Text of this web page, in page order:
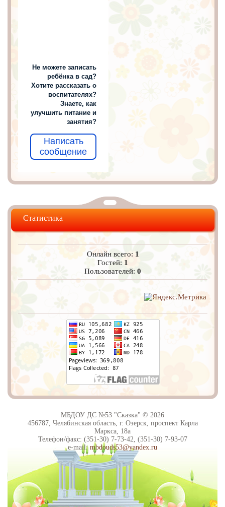
Не можете записать
ребёнка в сад?
Хотите рассказать о
воспитателях?
Знаете, как
улучшить питание и
занятия?
Написать
сообщение
Статистика
Онлайн всего: 1
Гостей: 1
Пользователей:0
МБДОУ ДС №53 "Сказка" © 2026
456787, Челябинская область, г. Озерск, проспект Карла
Маркса, 18а
Телефон/факс: (351-30) 7-73-42, (351-30) 7-93-07
e-mail: mbdouds53@yandex.ru